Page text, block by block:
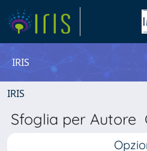
IRIS
IRIS
Sfoglia per Autore